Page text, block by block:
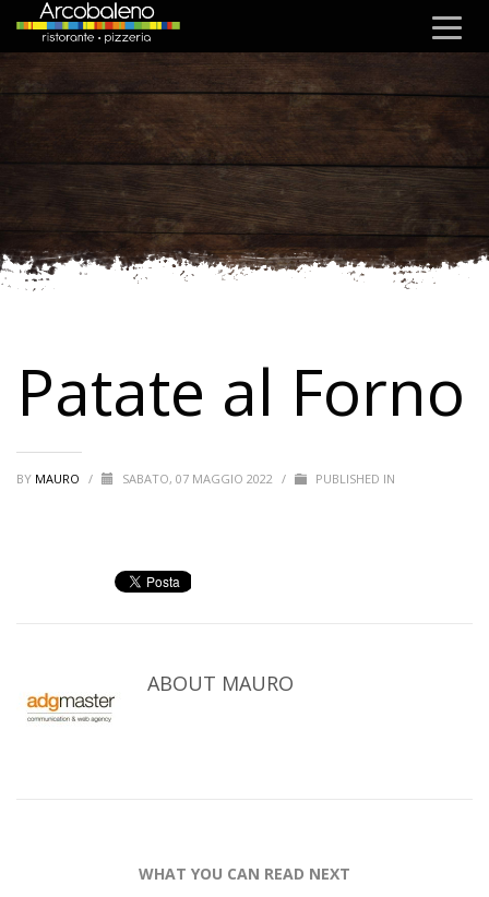
Patate al Forno
BY MAURO / SABATO, 07 MAGGIO 2022 / PUBLISHED IN
ABOUT MAURO
WHAT YOU CAN READ NEXT